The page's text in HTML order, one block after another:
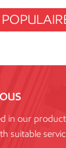
in our
suitable